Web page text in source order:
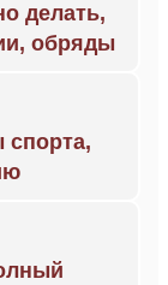
делать,
обряды
спорта,